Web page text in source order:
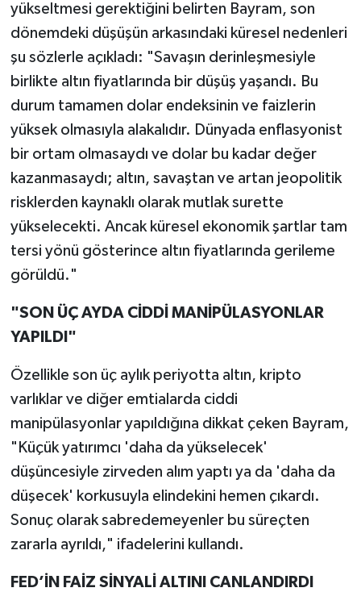
yükseltmesi gerektiğini belirten Bayram, son
dönemdeki düşüşün arkasındaki küresel nedenleri
şu sözlerle açıkladı: "Savaşın derinleşmesiyle
birlikte altın fiyatlarında bir düşüş yaşandı. Bu
durum tamamen dolar endeksinin ve faizlerin
yüksek olmasıyla alakalıdır. Dünyada enflasyonist
bir ortam olmasaydı ve dolar bu kadar değer
kazanmasaydı; altın, savaştan ve artan jeopolitik
risklerden kaynaklı olarak mutlak surette
yükselecekti. Ancak küresel ekonomik şartlar tam
tersi yönü gösterince altın fiyatlarında gerileme
görüldü."
"SON ÜÇ AYDA CİDDİ MANİPÜLASYONLAR
YAPILDI"
Özellikle son üç aylık periyotta altın, kripto
varlıklar ve diğer emtialarda ciddi
manipülasyonlar yapıldığına dikkat çeken Bayram,
"Küçük yatırımcı 'daha da yükselecek'
düşüncesiyle zirveden alım yaptı ya da 'daha da
düşecek' korkusuyla elindekini hemen çıkardı.
Sonuç olarak sabredemeyenler bu süreçten
zararla ayrıldı," ifadelerini kullandı.
FED’İN FAİZ SİNYALİ ALTINI CANLANDIRDI